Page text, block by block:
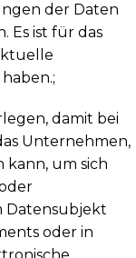
der Daten
Es ist für das
damit bei
Unternehmen,
kann, um sich
Datensubjekt
oder in